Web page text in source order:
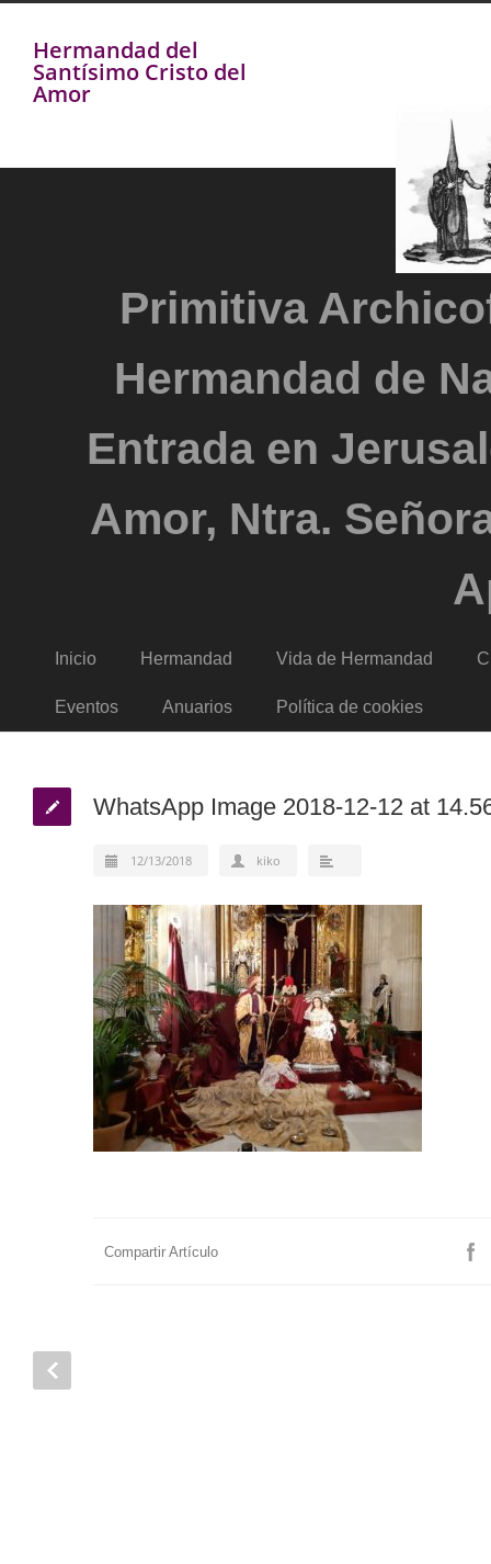
Hermandad del
Santísimo Cristo del
Amor
Primitiva
Hermandad de
Entrada en
Amor, Ntra.
Inicio Hermandad Vida de Hermandad
Eventos Anuarios Política de cookies
WhatsApp Image 2018-12-12 at
12/13/2018 kiko
Compartir Artículo